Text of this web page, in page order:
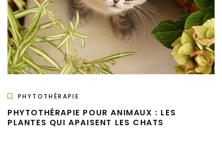
PHYTOTHÉRAPIE
PHYTOTHÉRAPIE POUR ANIMAUX : LES
PLANTES QUI APAISENT LES CHATS